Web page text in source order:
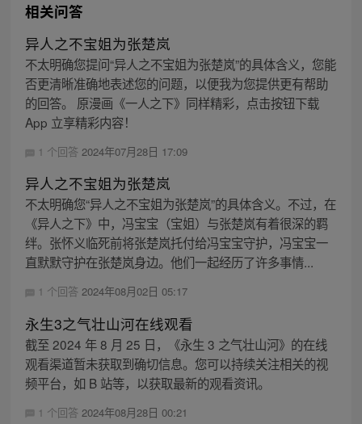
相关问答
异人之不宝姐为张楚岚
不太明确您提问“异人之不宝姐为张楚岚”的具体含义，您能
否更清晰准确地表述您的问题，以便我为您提供更有帮助
的回答。 原漫画《一人之下》同样精彩，点击按钮下载
App 立享精彩内容！
1 个回答 2024年07月28日 17:09
异人之不宝姐为张楚岚
不太明确您“异人之不宝姐为张楚岚”的具体含义。不过，在
《异人之下》中，冯宝宝（宝姐）与张楚岚有着很深的羁
绊。张怀义临死前将张楚岚托付给冯宝宝守护，冯宝宝一
直默默守护在张楚岚身边。他们一起经历了许多事情...
1 个回答 2024年08月02日 05:17
永生3之气壮山河在线观看
截至 2024 年 8 月 25 日，《永生 3 之气壮山河》的在线
观看渠道暂未获取到确切信息。您可以持续关注相关的视
频平台，如 B 站等，以获取最新的观看资讯。
1 个回答 2024年08月28日 00:21